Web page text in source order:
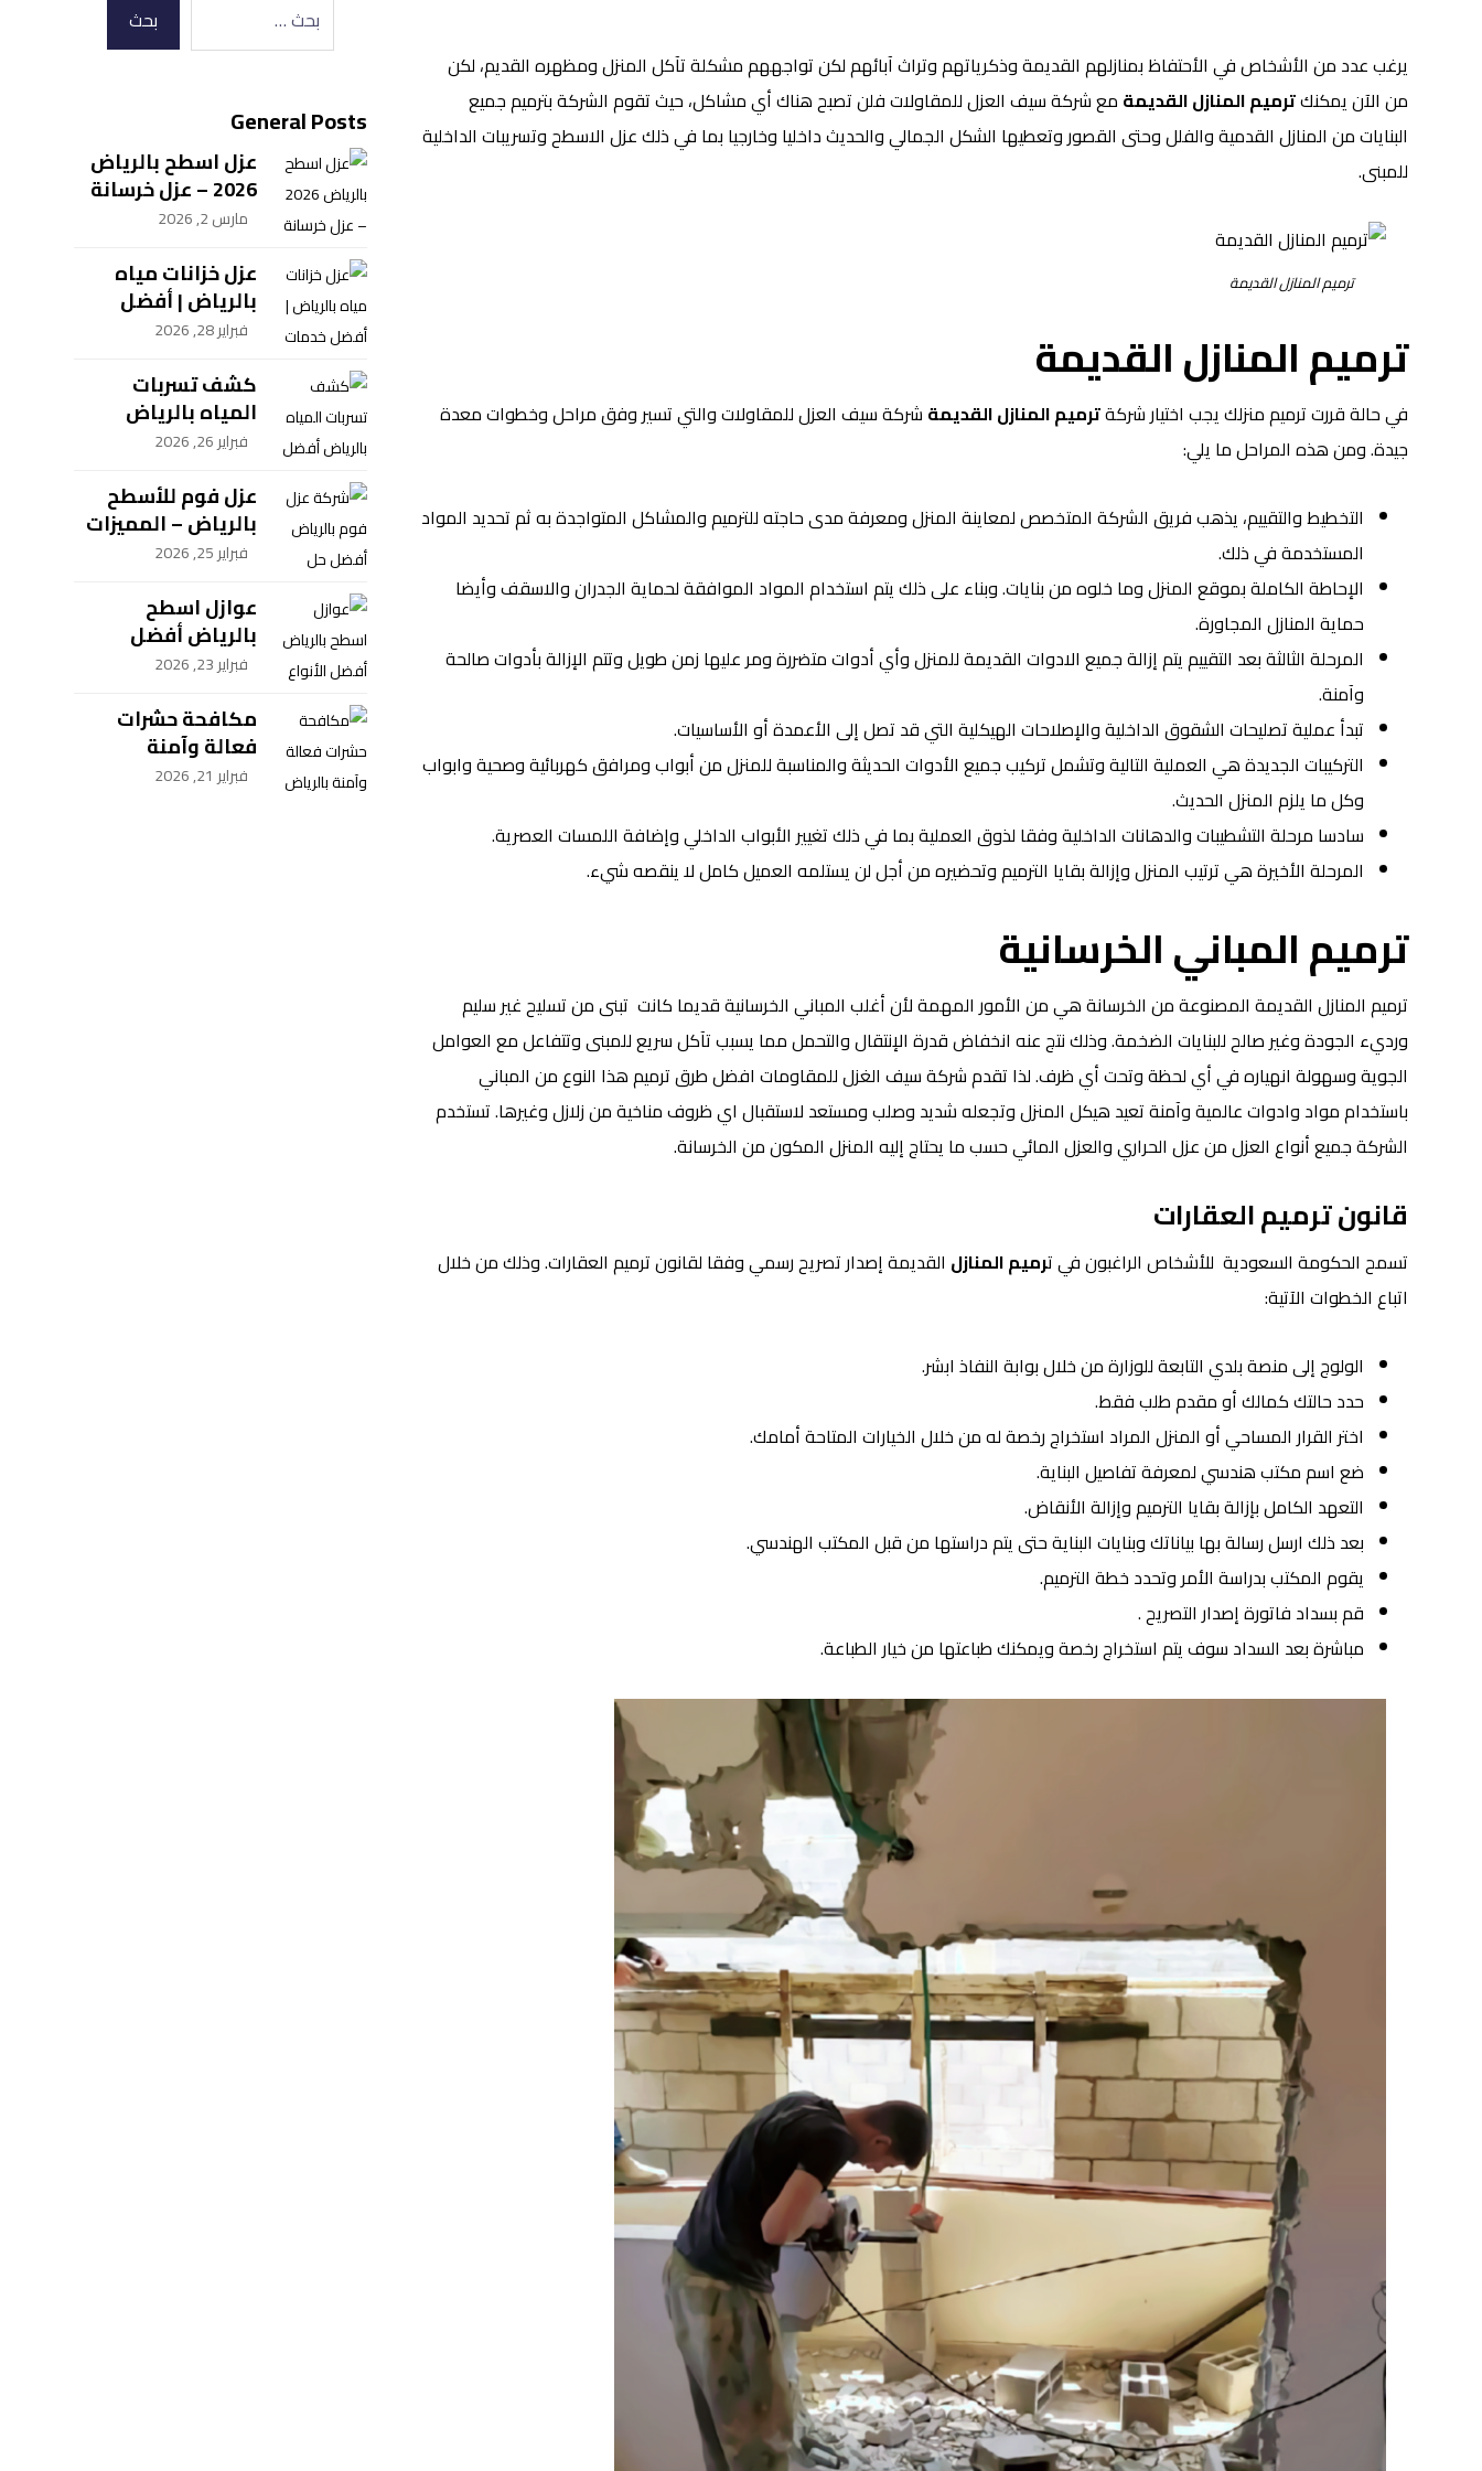
يرغب عدد من الأشخاص في الأحتفاظ بمنازلهم القديمة وذكرياتهم وتراث آبائهم لكن تواجههم مشكلة تآكل المنزل ومظهره القديم، لكن
من الآن يمكنكترميم المنازل القديمة مع شركة سيف العزل للمقاولات فلن تصبح هناك أي مشاكل، حيث تقوم الشركة بترميم جميع
البنايات من المنازل القدمية والفلل وحتى القصور وتعطيها الشكل الجمالي والحديث داخليا وخارجيا بما في ذلك عزل الاسطح وتسريبات الداخلية
للمبنى.
ترميم المنازل القديمة
ترميم المنازل القديمة
في حالة قررت ترميم منزلك يجب اختيار شركةترميم المنازل القديمة شركة سيف العزل للمقاولات والتي تسير وفق مراحل وخطوات معدة
جيدة. ومن هذه المراحل ما يلي:
التخطيط والتقييم، يذهب فريق الشركة المتخصص لمعاينة المنزل ومعرفة مدى حاجته للترميم والمشاكل المتواجدة به ثم تحديد المواد
المستخدمة في ذلك.
الإحاطة الكاملة بموقع المنزل وما خلوه من بنايات. وبناء على ذلك يتم استخدام المواد الموافقة لحماية الجدران والاسقف وأيضا
حماية المنازل المجاورة.
المرحلة الثالثة بعد التقييم يتم إزالة جميع الادوات القديمة للمنزل وأي أدوات متضررة ومر عليها زمن طويل وتتم الإزالة بأدوات صالحة
وآمنة.
تبدأ عملية تصليحات الشقوق الداخلية والإصلاحات الهيكلية التي قد تصل إلى الأعمدة أو الأساسيات.
التركيبات الجديدة هي العملية التالية وتشمل تركيب جميع الأدوات الحديثة والمناسبة للمنزل من أبواب ومرافق كهربائية وصحية وابواب
وكل ما يلزم المنزل الحديث.
سادسا مرحلة التشطيبات والدهانات الداخلية وفقا لذوق العملية بما في ذلك تغيير الأبواب الداخلي وإضافة اللمسات العصرية.
المرحلة الأخيرة هي ترتيب المنزل وإزالة بقايا الترميم وتحضيره من أجل لن يستلمه العميل كامل لا ينقصه شيء.
ترميم المباني الخرسانية
ترميم المنازل القديمة المصنوعة من الخرسانة هي من الأمور المهمة لأن أغلب المباني الخرسانية قديما كانت تبنى من تسليح غير سليم
ورديء الجودة وغير صالح للبنايات الضخمة. وذلك نتج عنه انخفاض قدرة الإنتقال والتحمل مما يسبب تآكل سريع للمبنى وتتفاعل مع العوامل
الجوية وسهولة انهياره في أي لحظة وتحت أي ظرف. لذا تقدم شركة سيف الغزل للمقاومات افضل طرق ترميم هذا النوع من المباني
باستخدام مواد وادوات عالمية وآمنة تعيد هيكل المنزل وتجعله شديد وصلب ومستعد لاستقبال اي ظروف مناخية من زلازل وغيرها. تستخدم
الشركة جميع أنواع العزل من عزل الحراري والعزل المائي حسب ما يحتاج إليه المنزل المكون من الخرسانة.
قانونترميمالعقارات
تسمح الحكومة السعودية للأشخاص الراغبون في ترميم المنازل القديمة إصدار تصريح رسمي وفقا لقانون ترميم العقارات. وذلك من خلال
اتباع الخطوات الآتية:
الولوج إلى منصة بلدي التابعة للوزارة من خلال بوابة النفاذ ابشر.
حدد حالتك كمالك أو مقدم طلب فقط.
اختر القرار المساحي أو المنزل المراد استخراج رخصة له من خلال الخيارات المتاحة أمامك.
ضع اسم مكتب هندسي لمعرفة تفاصيل البناية.
التعهد الكامل بإزالة بقايا الترميم وإزالة الأنقاض.
بعد ذلك ارسل رسالة بها بياناتك وبنايات البناية حتى يتم دراستها من قبل المكتب الهندسي.
يقوم المكتب بدراسة الأمر وتحدد خطة الترميم.
قم بسداد فاتورة إصدار التصريح .
مباشرة بعد السداد سوف يتم استخراج رخصة ويمكنك طباعتها من خيار الطباعة.
General Posts
عزل اسطح بالرياض
2026 – عزل خرسانة
ومبلط وشينكو
مارس 2, 2026
عزل خزانات مياه
بالرياض | أفضل
خدمات العزل | شركة
للمقاولات
فبراير 28, 2026
كشف تسربات
المياه بالرياض
أفضل خدمة بأحدث
للمقاولات
فبراير 26, 2026
عزل فوم للأسطح
بالرياض – المميزات
و الخطوات
فبراير 25, 2026
عوازل اسطح
بالرياض أفضل
الأنواع والحماية –
للمقاولات
فبراير 23, 2026
مكافحة حشرات
فعالة وآمنة
بالرياض
فبراير 21, 2026